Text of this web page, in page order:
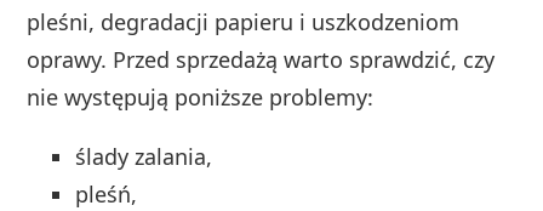
pleśni, degradacji papieru i uszkodzeniom
oprawy. Przed sprzedażą warto sprawdzić, czy
nie występują poniższe problemy:
ślady zalania,
pleśń,